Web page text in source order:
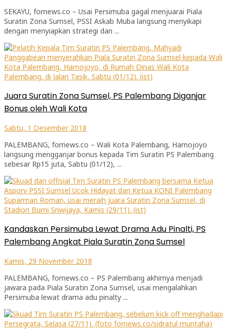
SEKAYU, fornews.co – Usai Persimuba gagal menjuarai Piala
Suratin Zona Sumsel, PSSI Askab Muba langsung menyikapi
dengan menyiapkan strategi dan ...
Juara Suratin Zona Sumsel, PS Palembang Diganjar
Bonus oleh Wali Kota
Sabtu, 1 Desember 2018
PALEMBANG, fornews.co – Wali Kota Palembang, Harnojoyo
langsung mengganjar bonus kepada Tim Suratin PS Palembang
sebesar Rp15 juta, Sabtu (01/12), ...
Kandaskan Persimuba Lewat Drama Adu Pinalti, PS
Palembang Angkat Piala Suratin Zona Sumsel
Kamis, 29 November 2018
PALEMBANG, fornews.co – PS Palembang akhirnya menjadi
jawara pada Piala Suratin Zona Sumsel, usai mengalahkan
Persimuba lewat drama adu pinalty ...